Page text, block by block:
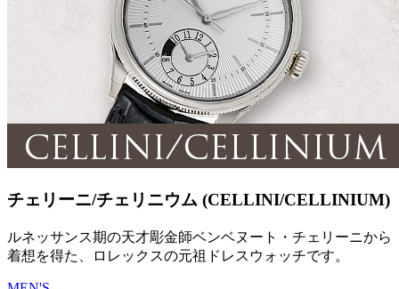
チェリーニ/チェリニウム (CELLINI/CELLINIUM)
ルネッサンス期の天才彫金師ベンベヌート・チェリーニから
着想を得た、ロレックスの元祖ドレスウォッチです。